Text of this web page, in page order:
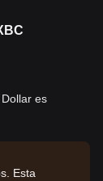
es
Esta